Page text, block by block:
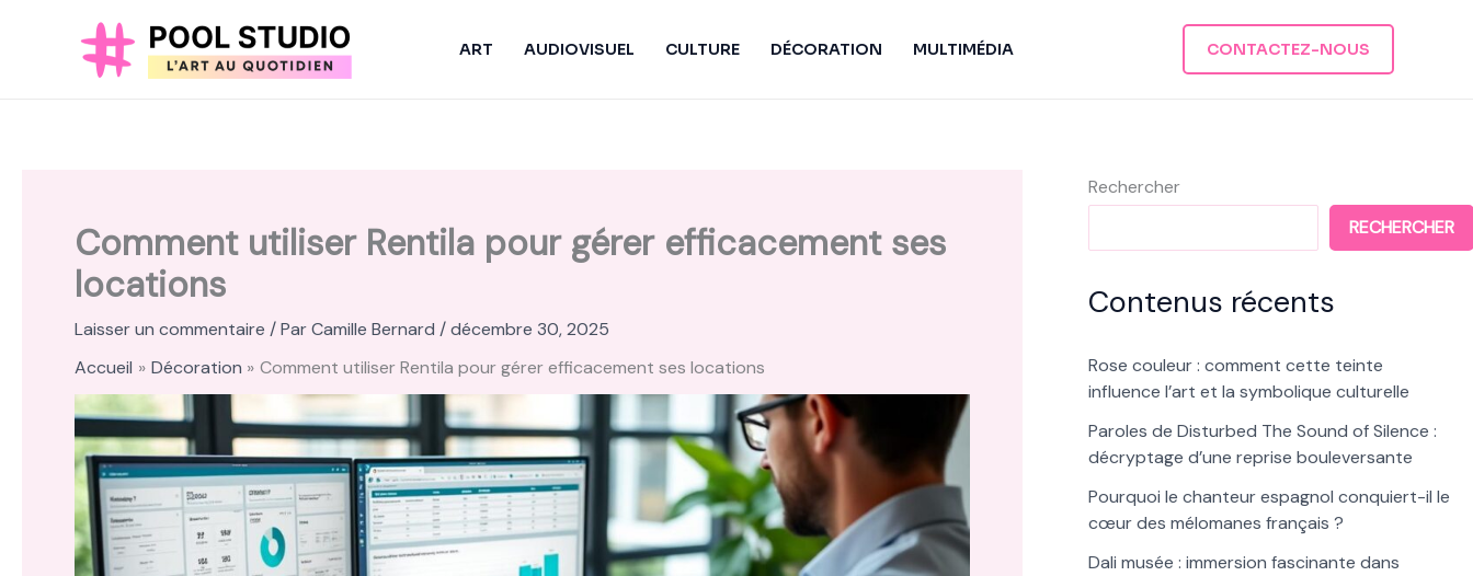
ART AUDIOVISUEL CULTURE DÉCORATION MULTIMÉDIA CONTACTEZ-NOUS
Comment utiliser Rentila pour gérer efficacement ses
locations
Laisser un commentaire / ParCamille Bernard /décembre 30, 2025
Accueil
Décoration Comment utiliser Rentila pour gérer efficacement ses locations
Rechercher
RECHERCHER
Contenus récents
Rose couleur : comment cette teinte
influence l’art et la symbolique culturelle
Paroles de Disturbed The Sound of Silence :
décryptage d’une reprise bouleversante
Pourquoi le chanteur espagnol conquiert-il le
cœur des mélomanes français ?
Dali musée : immersion fascinante dans